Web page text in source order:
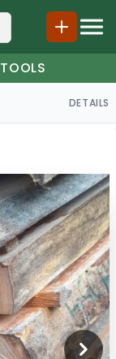
TOOLS
DETAILS